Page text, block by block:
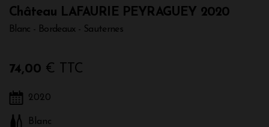
Château LAFAURIE PEYRAGUEY 2020
Blanc - Bordeaux - Sauternes
74,00 € TTC
2020
Blanc